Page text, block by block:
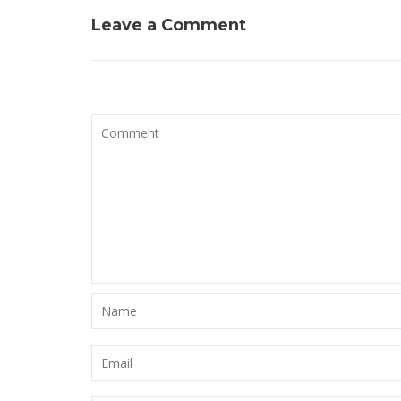
Leave a Comment